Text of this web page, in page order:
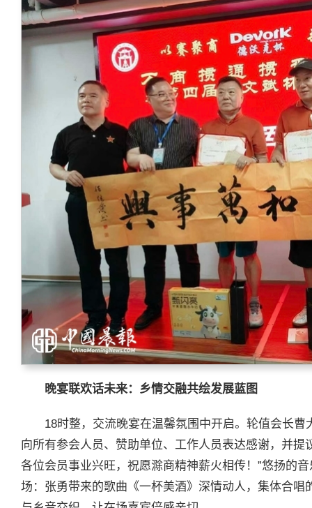
晚宴联欢话未来：乡情交融共绘发展蓝图
18时整，交流晚宴在温馨氛围中开启。轮值会长
向所有参会人员、赞助单位、工作人员表达感谢，并提
各位会员事业兴旺，祝愿滁商精神薪火相传！”悠扬的
场：张勇带来的歌曲《一杯美酒》深情动人，集体合